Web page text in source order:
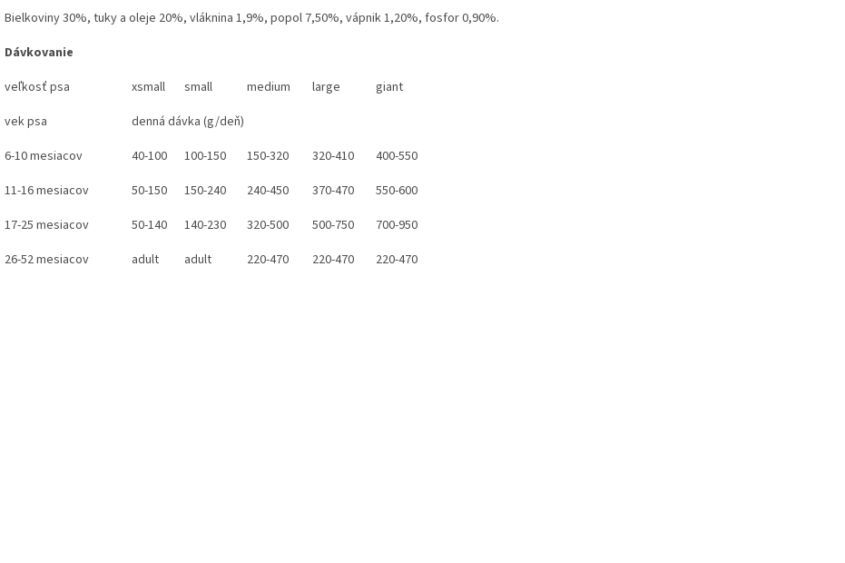
Bielkoviny 30%, tuky a oleje 20%, vláknina 1,9%, popol 7,50%, vápnik1,20%, fosfor 0,90%.
Dávkovanie
veľkosť psa
xsmall small medium large
giant
vek psa
denná dávka (g/deň)
6-10 mesiacov
40-100 100-150 150-320 320-410
400-550
11-16 mesiacov
50-150 150-240 240-450 370-470
550-600
17-25 mesiacov
50-140 140-230 320-500 500-750
700-950
26-52 mesiacov
adult adult 220-470 220-470 220-470